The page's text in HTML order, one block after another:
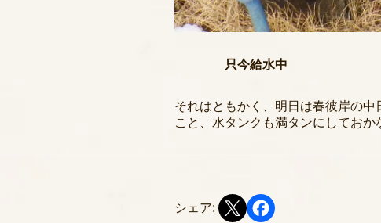
只今給水中
それはともかく、明日は春彼岸の
こと、水タンクも満タンにしておか
シェア: